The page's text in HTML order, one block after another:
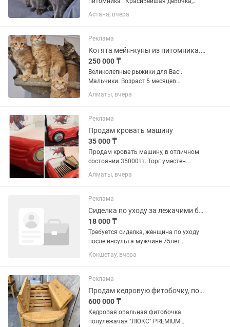
обучена всем кошачьим
премудростям,ласковая, игривая и не
голубой дым.
Вакцинирована,обработана...
Астана, вчера
Реклама
Котята мейн-куны из питомника. Рассрочка 0-0-12.
250 000 ₸
Великолепные рыжики для Вас!.
Мальчики. Возраст 5 месяцев.
Крупные, с хорошим крепким костяком
, толстолапые и пухлощекие. Яркие
Вакцинированы, обработаны от...
Алматы, вчера
Реклама
Продам кровать машину
35 000 ₸
Продам кровать машину, в отличном
состоянии 35000тт. Торг уместен.
Размер спального места 90×180, есть
место для хранения игрушек или
Тел.
Алматы, вчера
Реклама
Сиделка по уходу за лежачими больными
18 000 ₸
Требуется сиделка, женщина по уходу
после инсульта мужчине 75лет.
Требования чистоплотная и
порядочная! Живём район РИО!
ежедневно 18.000 тг. Подробности тел.
Кокшетау, вчера
Реклама
Продам кедровую фитобочку, полулежащая
600 000 ₸
Кедровая овальная фитобочка
полулежачая "ЛЮКС" PREMIUM